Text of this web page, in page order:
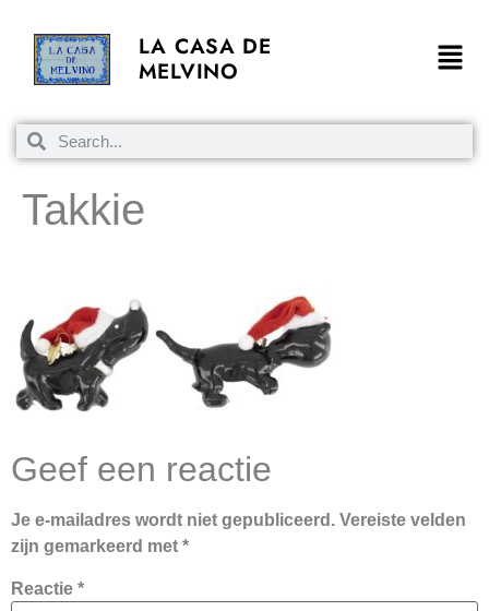
LA CASA DE
MELVINO
Takkie
Geef een reactie
Je e-mailadres wordt niet gepubliceerd. Vereiste velden
zijn gemarkeerd met *
Reactie *